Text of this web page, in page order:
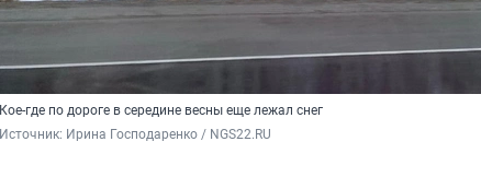
Кое-где по дороге в середине весны еще лежал снег
Источник: Ирина Господаренко / NGS22.RU